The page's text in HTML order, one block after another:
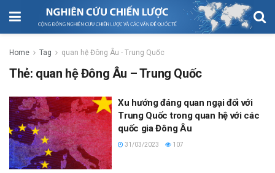
Home Tag quan hệ Đông Âu - Trung Quốc
Thẻ: quan hệ Đông Âu – Trung Quốc
Xu hướng đáng quan ngại đối với
Trung Quốc trong quan hệ với các
quốc gia Đông Âu
31/03/2023 107